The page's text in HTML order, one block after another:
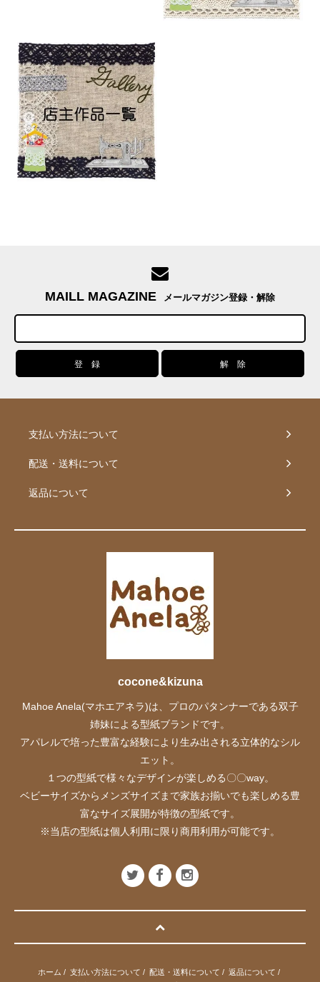
MAILL MAGAZINE メールマガジン登録・解除
支払い方法について
配送・送料について
返品について
cocone&kizuna
Mahoe Anela(マホエアネラ)は、プロのパタンナーである双子
姉妹による型紙ブランドです。
アパレルで培った豊富な経験により生み出される立体的なシル
エット。
１つの型紙で様々なデザインが楽しめる〇〇way。
ベビーサイズからメンズサイズまで家族お揃いでも楽しめる豊
富なサイズ展開が特徴の型紙です。
※当店の型紙は個人利用に限り商用利用が可能です。
ホーム / 支払い方法について / 配送・送料について / 返品について /